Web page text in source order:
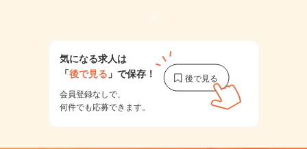
1
気になる求人は
「後で見る 」で保存！
会員登録なしで、
何件でも応募できます。